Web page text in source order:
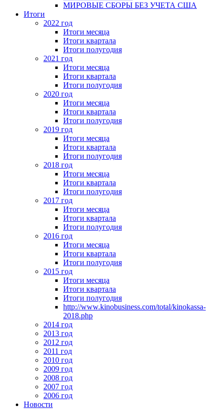
МИРОВЫЕ СБОРЫ БЕЗ УЧЕТА США
Итоги
2022 год
Итоги месяца
Итоги квартала
Итоги полугодия
2021 год
Итоги месяца
Итоги квартала
Итоги полугодия
2020 год
Итоги месяца
Итоги квартала
Итоги полугодия
2019 год
Итоги месяца
Итоги квартала
Итоги полугодия
2018 год
Итоги месяца
Итоги квартала
Итоги полугодия
2017 год
Итоги месяца
Итоги квартала
Итоги полугодия
2016 год
Итоги месяца
Итоги квартала
Итоги полугодия
2015 год
Итоги месяца
Итоги квартала
Итоги полугодия
http://www.kinobusiness.com/total/kinokassa-
2018.php
2014 год
2013 год
2012 год
2011 год
2010 год
2009 год
2008 год
2007 год
2006 год
Новости